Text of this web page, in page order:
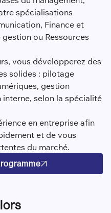
spécialisations
Finance et
ou Ressources
vous développerez des
solides : pilotage
gestion
selon la spécialité
en entreprise afin
et de vous
du marché.